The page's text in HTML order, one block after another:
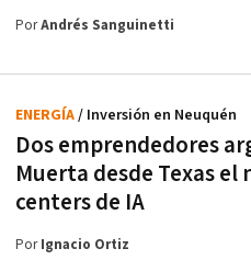
PorAndrés Sanguinetti
Dos emprendedores
Muerta desde Texas el
centers de IA
ENERGÍA/ Inversión en Neuquén
PorIgnacio Ortiz